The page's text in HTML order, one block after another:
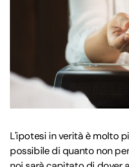
L'ipotesi in verità è molto
possibile di quanto non